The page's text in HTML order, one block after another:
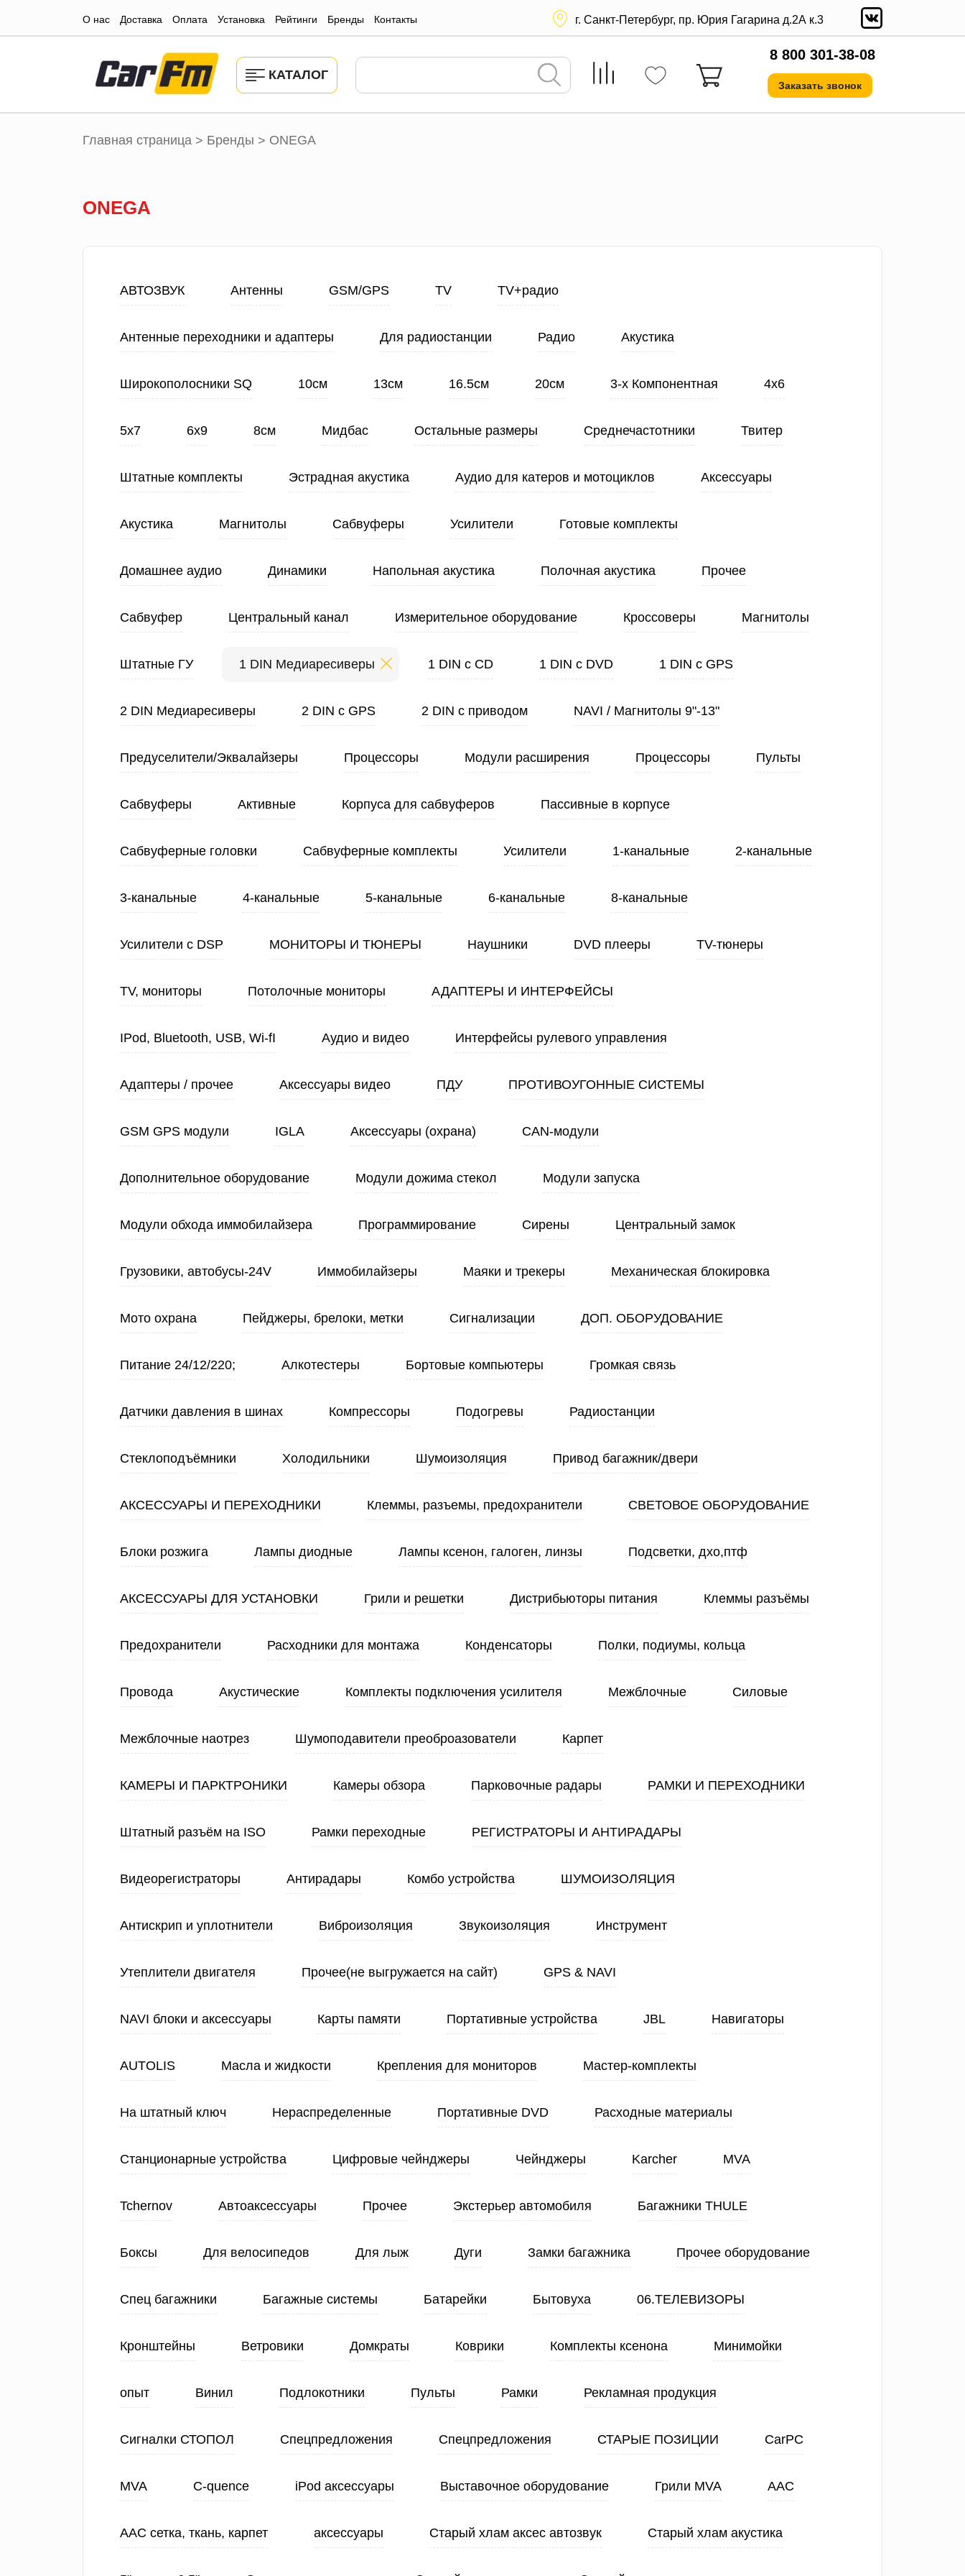
О нас Доставка Оплата Установка Рейтинги Бренды Контакты г. Санкт-Петербург, пр. Юрия Гагарина д.2А к.3
КАТАЛОГ
8 800 301-38-08
Заказать звонок
Главная страница > Бренды > ONEGA
ONEGA
АВТОЗВУК Антенны GSM/GPS TV TV+радио
Антенные переходники и адаптеры Для радиостанции Радио Акустика
Широкополосники SQ 10см 13см 16.5см 20см 3-х Компонентная 4х6
5х7 6х9 8см Мидбас Остальные размеры Среднечастотники Твитер
Штатные комплекты Эстрадная акустика Аудио для катеров и мотоциклов Аксессуары
Акустика Магнитолы Сабвуферы Усилители Готовые комплекты
Домашнее аудио Динамики Напольная акустика Полочная акустика Прочее
Сабвуфер Центральный канал Измерительное оборудование Кроссоверы Магнитолы
Штатные ГУ 1 DIN Медиаресиверы 1 DIN с CD 1 DIN с DVD 1 DIN с GPS
2 DIN Медиаресиверы 2 DIN с GPS 2 DIN с приводом NAVI / Магнитолы 9"-13"
Предуселители/Эквалайзеры Процессоры Модули расширения Процессоры Пульты
Сабвуферы Активные Корпуса для сабвуферов Пассивные в корпусе
Сабвуферные головки Сабвуферные комплекты Усилители 1-канальные 2-канальные
3-канальные 4-канальные 5-канальные 6-канальные 8-канальные
Усилители с DSP МОНИТОРЫ И ТЮНЕРЫ Наушники DVD плееры TV-тюнеры
TV, мониторы Потолочные мониторы АДАПТЕРЫ И ИНТЕРФЕЙСЫ
IPod, Bluetooth, USB, Wi-fI Аудио и видео Интерфейсы рулевого управления
Адаптеры / прочее Аксессуары видео ПДУ ПРОТИВОУГОННЫЕ СИСТЕМЫ
GSM GPS модули IGLA Аксессуары (охрана) CAN-модули
Дополнительное оборудование Модули дожима стекол Модули запуска
Модули обхода иммобилайзера Программирование Сирены Центральный замок
Грузовики, автобусы-24V Иммобилайзеры Маяки и трекеры Механическая блокировка
Мото охрана Пейджеры, брелоки, метки Сигнализации ДОП. ОБОРУДОВАНИЕ
Питание 24/12/220; Алкотестеры Бортовые компьютеры Громкая связь
Датчики давления в шинах Компрессоры Подогревы Радиостанции
Стеклоподъёмники Холодильники Шумоизоляция Привод багажник/двери
АКСЕССУАРЫ И ПЕРЕХОДНИКИ Клеммы, разъемы, предохранители СВЕТОВОЕ ОБОРУДОВАНИЕ
Блоки розжига Лампы диодные Лампы ксенон, галоген, линзы Подсветки, дхо,птф
АКСЕССУАРЫ ДЛЯ УСТАНОВКИ Грили и решетки Дистрибьюторы питания Клеммы разъёмы
Предохранители Расходники для монтажа Конденсаторы Полки, подиумы, кольца
Провода Акустические Комплекты подключения усилителя Межблочные Силовые
Межблочные наотрез Шумоподавители преоброазователи Карпет
КАМЕРЫ И ПАРКТРОНИКИ Камеры обзора Парковочные радары РАМКИ И ПЕРЕХОДНИКИ
Штатный разъём на ISO Рамки переходные РЕГИСТРАТОРЫ И АНТИРАДАРЫ
Видеорегистраторы Антирадары Комбо устройства ШУМОИЗОЛЯЦИЯ
Антискрип и уплотнители Виброизоляция Звукоизоляция Инструмент
Утеплители двигателя Прочее(не выгружается на сайт) GPS & NAVI
NAVI блоки и аксессуары Карты памяти Портативные устройства JBL Навигаторы
AUTOLIS Масла и жидкости Крепления для мониторов Мастер-комплекты
На штатный ключ Нераспределенные Портативные DVD Расходные материалы
Станционарные устройства Цифровые чейнджеры Чейнджеры Karcher MVA
Tchernov Автоаксессуары Прочее Экстерьер автомобиля Багажники THULE
Боксы Для велосипедов Для лыж Дуги Замки багажника Прочее оборудование
Спец багажники Багажные системы Батарейки Бытовуха 06.ТЕЛЕВИЗОРЫ
Кронштейны Ветровики Домкраты Коврики Комплекты ксенона Минимойки
опыт Винил Подлокотники Пульты Рамки Рекламная продукция
Сигналки СТОПОЛ Спецпредложения Спецпредложения СТАРЫЕ ПОЗИЦИИ CarPC
MVA C-quence iPod аксессуары Выставочное оборудование Грили MVA ААС
ААС сетка, ткань, карпет аксессуары Старый хлам аксес автозвук Старый хлам акустика